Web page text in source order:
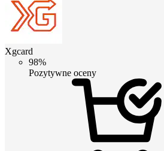
Xgcard
98%
Pozytywne oceny